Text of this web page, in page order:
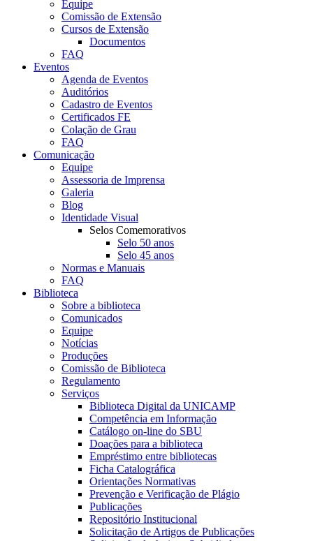
Equipe
Comissão de Extensão
Cursos de Extensão
Documentos
FAQ
Eventos
Agenda de Eventos
Auditórios
Cadastro de Eventos
Certificados FE
Colação de Grau
FAQ
Comunicação
Equipe
Assessoria de Imprensa
Galeria
Blog
Identidade Visual
Selos Comemorativos
Selo 50 anos
Selo 45 anos
Normas e Manuais
FAQ
Biblioteca
Sobre a biblioteca
Comunicados
Equipe
Notícias
Produções
Comissão de Biblioteca
Regulamento
Serviços
Biblioteca Digital da UNICAMP
Competência em Informação
Catálogo on-line do SBU
Doações para a biblioteca
Empréstimo entre bibliotecas
Ficha Catalográfica
Orientações Normativas
Prevenção e Verificação de Plágio
Publicações
Repositório Institucional
Solicitação de Artigos de Publicações